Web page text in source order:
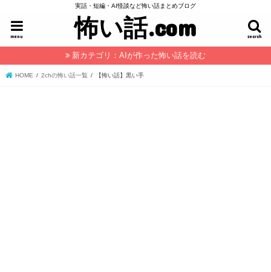
実話・短編・AI怪談など怖い話まとめブログ
怖い話.com search
menu
新カテゴリ：AIが作った怖い話を読む
HOME 2chの怖い話一覧 【怖い話】黒い手